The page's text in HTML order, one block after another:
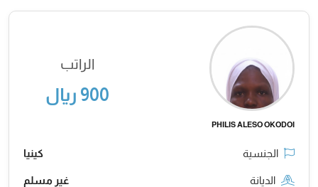
PHILIS ALESO OKODOI
الراتب
900 ريال
الجنسية كينيا
الديانة غير مسلم